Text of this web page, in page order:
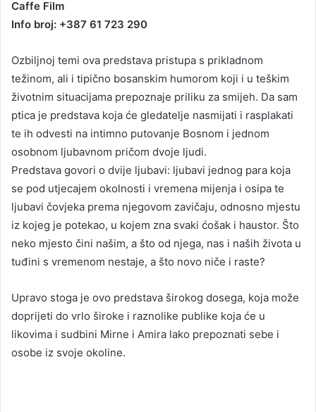
Caffe Film
Info broj: +387 61 723 290
Ozbiljnoj temi ova predstava pristupa s prikladnom
težinom, ali i tipično bosanskim humorom koji i u teškim
životnim situacijama prepoznaje priliku za smijeh. Da sam
ptica je predstava koja će gledatelje nasmijati i rasplakati
te ih odvesti na intimno putovanje Bosnom i jednom
osobnom ljubavnom pričom dvoje ljudi.
Predstava govori o dvije ljubavi: ljubavi jednog para koja
se pod utjecajem okolnosti i vremena mijenja i osipa te
ljubavi čovjeka prema njegovom zavičaju, odnosno mjestu
iz kojeg je potekao, u kojem zna svaki ćošak i haustor. Što
neko mjesto čini našim, a što od njega, nas i naših života u
tuđini s vremenom nestaje, a što novo niče i raste?
Upravo stoga je ovo predstava širokog dosega, koja može
doprijeti do vrlo široke i raznolike publike koja će u
likovima i sudbini Mirne i Amira lako prepoznati sebe i
osobe iz svoje okoline.